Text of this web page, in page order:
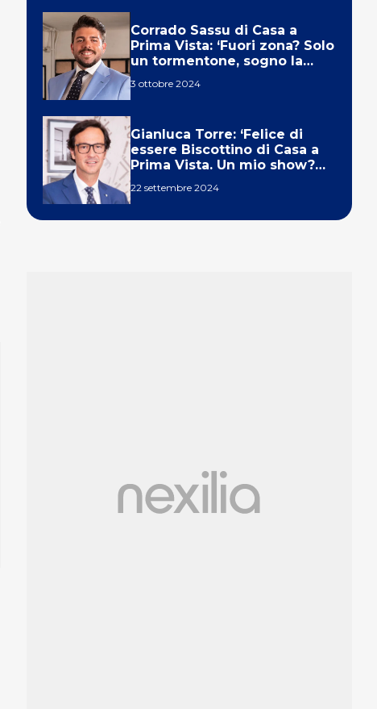
Corrado Sassu di Casa a
Prima Vista: ‘Fuori zona? Solo
un tormentone, sogno la
3 ottobre 2024
Gianluca Torre: ‘Felice di
essere Biscottino di Casa a
Prima Vista. Un mio show?
22 settembre 2024